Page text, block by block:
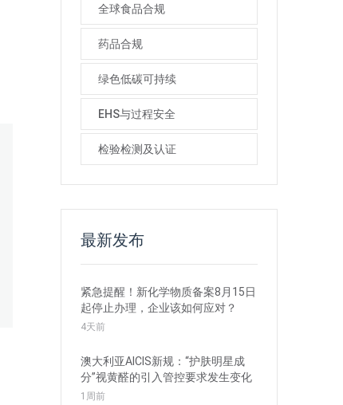
全球食品合规
药品合规
绿色低碳可持续
EHS与过程安全
检验检测及认证
最新发布
紧急提醒！新化学物质备案8月15日
起停止办理，企业该如何应对？
4天前
澳大利亚AICIS新规：“护肤明星成
分”视黄醛的引入管控要求发生变化
1周前